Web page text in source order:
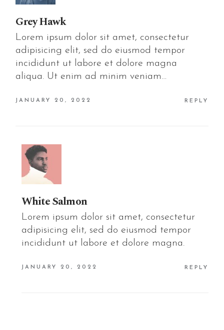
Grey Hawk
Lorem ipsum dolor sit amet, consectetur
adipisicing elit, sed do eiusmod tempor
incididunt ut labore et dolore magna
aliqua. Ut enim ad minim veniam…
JANUARY 20, 2022 REPLY
White Salmon
Lorem ipsum dolor sit amet, consectetur
adipisicing elit, sed do eiusmod tempor
incididunt ut labore et dolore magna.
JANUARY 20, 2022 REPLY